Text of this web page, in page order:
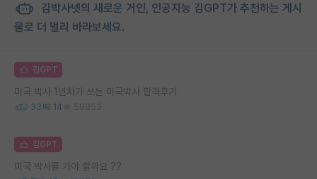
김박사넷의 새로운 거인, 인공지능 김GPT가 추천하는 게시
물로 더 멀리 바라보세요.
김GPT
미국 박사 1년차가 쓰는 미국박사 합격후기
33 14 59853
김GPT
미국 박사를 가야 할까요 ??